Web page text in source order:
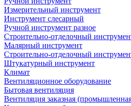
Измерительный инструмент
Инструмент слесарный
Ручной инструмент разное
Строительно-отделочный
Малярный инструмент
Строительно-отделочный
Штукатурный инструмент
Климат
Вентиляционное оборудование
Бытовая вентиляция
Вентиляция заказная